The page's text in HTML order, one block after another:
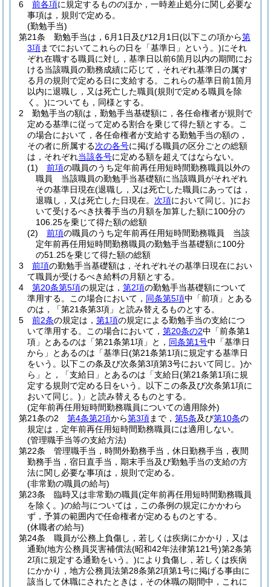
6
前各項に規定するもののほか，一時差止処分に関し必要な
事項は，規則で定める。
(勤勉手当)
第21条
勤勉手当は，6月1日及び12月1日(以下この項から第
3項までにおいてこれらの日を「基準日」という。)にそれ
ぞれ在職する職員に対し，基準日以前6箇月以内の期間にお
ける当該職員の勤務成績に応じて，それぞれ基準日の属す
る月の規則で定める日に支給する。
これらの基準日前1箇月
以内に退職し，又は死亡した職員(規則で定める職員を除
く。)についても，同様とする。
2
勤勉手当の額は，勤勉手当基礎額に，各任命権者が規則で
定める基準に従って定める割合を乗じて得た額とする。
こ
の場合において，各任命権者が支給する勤勉手当の額の，
その者に所属する次の各号に掲げる職員の区分ごとの総額
は，それぞれ当該各号に定める額を超えてはならない。
(1)
前項の職員のうち定年前再任用短時間勤務職員以外の
職員 当該職員の勤勉手当基礎額に当該職員がそれぞれ
その基準日現在(退職し，又は死亡した職員にあっては，
退職し，又は死亡した日現在。 次項において同じ。)にお
いて受けるべき扶養手当の月額を加算した額に100分の
106.25を乗じて得た額の総額
(2)
前項の職員のうち定年前再任用短時間勤務職員 当該
定年前再任用短時間勤務職員の勤勉手当基礎額に100分
の51.25を乗じて得た額の総額
3
前項の勤勉手当基礎額は，それぞれその基準日現在におい
て職員が受けるべき給料の月額とする。
4
第20条第5項の規定は， 第2項の勤勉手当基礎額について
準用する。
この場合において， 同条第5項中「前項」とある
のは，「第21条第3項」と読み替えるものとする。
5
前2条の規定は， 第1項の規定による勤勉手当の支給につ
いて準用する。
この場合において， 第20条の2中「前条第1
項」とあるのは「第21条第1項」と， 同条第1号中「基準日
から」とあるのは「基準日(第21条第1項に規定する基準日
をいう。以下この条及び次条第3項第3号において同じ。)か
ら」と，「支給日」とあるのは「支給日(第21条第1項に規
定する規則で定める日をいう。以下この条及び次条第1項に
おいて同じ。) 」と読み替えるものとする。
(定年前再任用短時間勤務職員についての適用除外)
第21条の2
第4条第2項から第3項まで， 第5条及び第10条の
規定は，定年前再任用短時間勤務職員には適用しない。
(管理職手当等の支給方法)
第22条
管理職手当，時間外勤務手当，休日勤務手当，夜間
勤務手当，宿日直手当，期末手当及び勤勉手当の支給の方
法に関し必要な事項は，規則で定める。
(非常勤の職員の給与)
第23条
臨時又は非常勤の職員(定年前再任用短時間勤務職員
を除く。)の給与については，この条例の規定にかかわら
ず，予算の範囲内で任命権者が定めるものとする。
(休職者の給与)
第24条
職員が公務上負傷し，若しくは疾病にかかり，又は
通勤(地方公務員災害補償法(昭和42年法律第121号)第2条第
2項に規定する通勤をいう。)により負傷し，若しくは疾病
にかかり，地方公務員法第28条第2項第1号に掲げる事由に
該当して休職にされたときは，その休職の期間中，これに